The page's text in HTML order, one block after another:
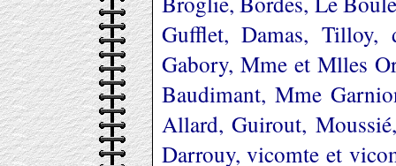
Gufflet, Damas, Tilloy,
Gabory, Mme et Mlles
Baudimant, Mme
Allard, Guirout,
Darrouy, vicomte et